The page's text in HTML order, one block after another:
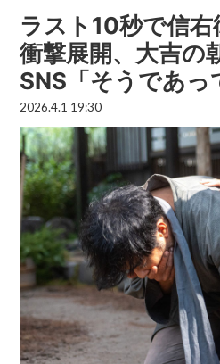
ラスト10秒で信
衝撃展開、大吉の
SNS「そうであっ
2026.4.1 19:30